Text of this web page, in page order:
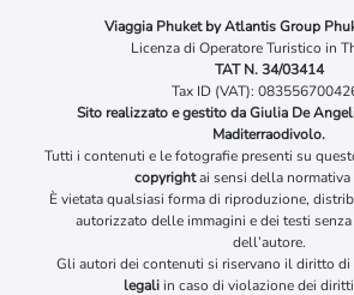
Viaggia Phuket by Atlantis Group
Licenza di Operatore Turistico in
TAT N. 34/03414
Tax ID (VAT):
Sito realizzato e gestito da Giulia De
Maditerraodivolo.
Tutti i contenuti e le fotografie presenti su
copyrightai sensi della normativa
È vietata qualsiasi forma di riproduzione,
autorizzato delle immagini e dei testi senza
dell’autore.
Gli autori dei contenuti si riservano il diritto di
legali in caso di violazione dei diritti